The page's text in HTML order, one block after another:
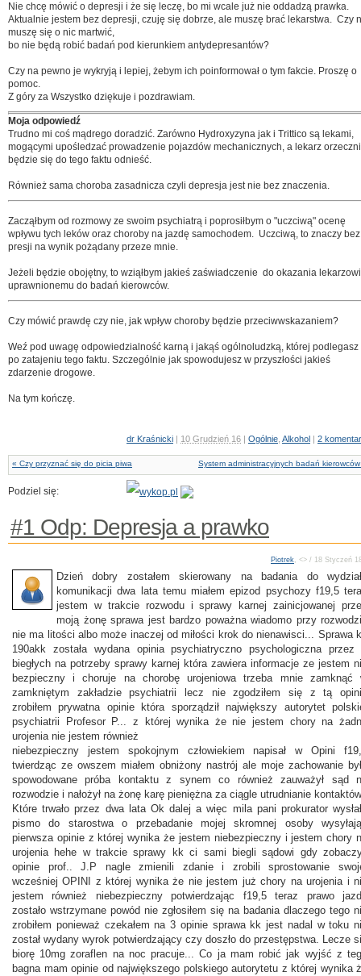
Nie chcę mówić o depresji i że się leczę, bo mi wcale już nie oddadzą prawka.
Aktualnie jestem bez depresji, czuję się dobrze, ale muszę brać lekarstwa. Czy
muszę się o nic martwić,
bo nie będą robić badań pod kierunkiem antydepresantów?
Czy na pewno je wykryją i lepiej, żebym ich poinformował o tym fakcie. Proszę o
pomoc.
Z góry za Wszystko dziękuje i pozdrawiam.
Moja odpowiedź
Trudno mi coś mądrego doradzić. Zarówno Hydroxyzyna jak i Trittico są lekami,
mogącymi upośledzać prowadzenie pojazdów mechanicznych, a lekarz
będzie się do tego faktu odnieść.
Również sama choroba zasadnicza czyli depresja jest nie bez znaczenia.
Zacząłbym od rozmowy ze swoim psychiatrą i poprosiłbym o "uczciwą" ocenę
wpływu tych leków oraz choroby na jazdę samochodem. Uczciwą, to znaczy bez
presji na wynik pożądany przeze mnie.
Jeżeli będzie obojętny, to wziąłbym jakieś zaświadczenie do okazania lekarzowi
uprawnionemu do badań kierowców.
Czy mówić prawdę czy nie, jak wpływ choroby będzie przeciwwskazaniem?
Weź pod uwagę odpowiedzialność karną i jakąś ogólnoludzką, której podlegasz
po zatajeniu tego faktu. Szczególnie jak spowodujesz w przyszłości jakieś
zdarzenie drogowe.
Na tym kończę.
dr Kraśnicki 10 Grudzień 16 Ogólnie, Alkohol 2
« Czy przyznać się do picia piwa System administracyjnych badań
Podziel się:
#1 Odp: Depresja a prawko
Piotrek, <> / 18 Styczeń
Dzień dobry zostałem skierowany na badania do
komunikacji dwa lata temu miałem epizod psychozy f19,5
jestem w trakcie rozwodu i sprawy karnej zainicjowanej
moją żonę sprawa jest bardzo poważna wiadomo przy
nie ma litości albo może inaczej od miłości krok do nienawisci... Sprawa
190akk została wydana opinia psychiatryczno psychologiczna przez
biegłych na potrzeby sprawy karnej która zawiera informacje ze jestem
bezpieczny i choruje na chorobę urojeniowa trzeba mnie zamknąć
zamkniętym zakładzie psychiatrii lecz nie zgodziłem się z tą
zrobiłem prywatna opinie która sporządził największy autorytet
psychiatrii Profesor P... z której wynika że nie jestem chory na
urojenia nie jestem również
niebezpieczny jestem spokojnym człowiekiem napisał w Opini
twierdząc ze owszem miałem obniżony nastrój ale moje zachowanie
spowodowane próba kontaktu z synem co również zauważył sąd
rozwodzie i nałożył na żonę karę pieniężna za ciągle utrudnianie
Które trwało przez dwa lata Ok dalej a więc mila pani prokurator
pismo do starostwa o przebadanie mojej skromnej osoby
pierwsza opinie z której wynika że jestem niebezpieczny i jestem chory
urojenia hehe w trakcie sprawy kk ci sami biegli sądowi gdy
opinie prof.. J.P nagle zmienili zdanie i zrobili sprostowanie
wcześniej OPINI z której wynika że nie jestem już chory na urojenia i
jestem również niebezpieczny potwierdzając f19,5 teraz prawo
zostało wstrzymane powód nie zgłosiłem się na badania dlaczego tego
zrobiłem ponieważ czekałem na 3 opinie sprawa kk jest nadal w toku
został wydany wyrok potwierdzający czy doszło do przestępstwa. Lecze
biorę 10mg zoraflen na noc pracuje... Co ja mam robić jak wyjść z
bagna mam opinie od największego polskiego autorytetu z której wynika